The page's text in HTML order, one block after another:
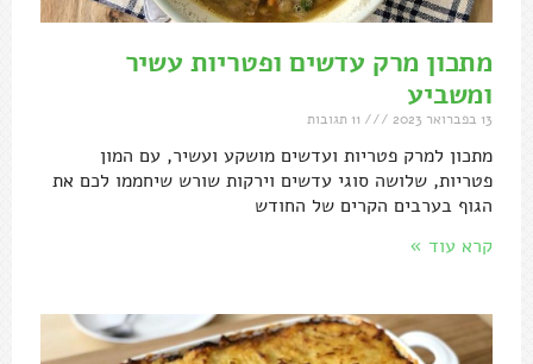
מתכון מרק עדשים ופטריות עשיר
ומשביע
13 בפברואר 2023
מתכון למרק פטריות ועדשים מושקע ועשיר, עם המון
פטריות, שלושה סוגי עדשים וירקות שורש שיחממו לכם את
הגוף בערבים הקרים של החודש
קרא עוד »